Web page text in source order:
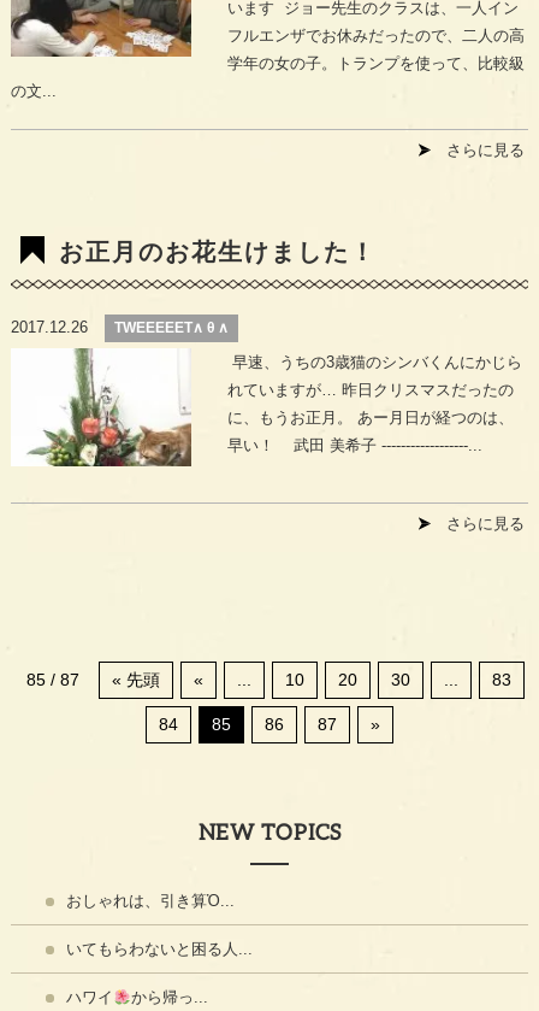
います ジョー先生のクラスは、一人イン
フルエンザでお休みだったので、二人の高
学年の女の子。トランプを使って、比較級
の文...
さらに見る
お正月のお花生けました！
2017.12.26 TWEEEEET∧ θ ∧
早速、うちの3歳猫のシンバくんにかじら
れていますが… 昨日クリスマスだったの
に、もうお正月。 あー月日が経つのは、
早い！ 武田 美希子 ------------------...
さらに見る
85 / 87 « 先頭 « ... 10 20 30 ... 83
84 85 86 87 »
NEW TOPICS
おしゃれは、引き算Ὀ...
いてもらわないと困る人...
ハワイ から帰っ...